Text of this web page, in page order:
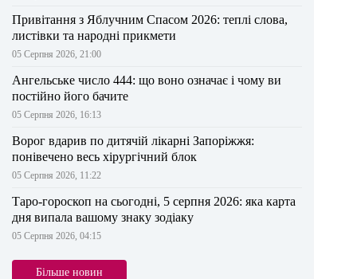
Привітання з Яблучним Спасом 2026: теплі слова,
листівки та народні прикмети
05 Серпня 2026, 21:00
Ангельське число 444: що воно означає і чому ви
постійно його бачите
05 Серпня 2026, 16:13
Ворог вдарив по дитячій лікарні Запоріжжя:
понівечено весь хірургічний блок
05 Серпня 2026, 11:22
Таро-гороскоп на сьогодні, 5 серпня 2026: яка карта
дня випала вашому знаку зодіаку
05 Серпня 2026, 04:15
Більше новин